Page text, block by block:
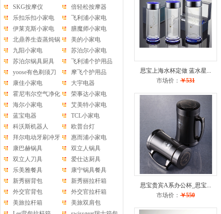
SKG按摩仪
倍轻松按摩器
乐扣乐扣小家电
飞利浦小家电
伊莱克斯小家电
膳魔师小家电
北鼎养生壶蒸炖锅
水杯
美的小家电
九阳小家电
苏泊尔小家电
苏泊尔锅具厨具
飞利浦个护用品
yoose有色剃须刀
摩飞个护用品
康佳小家电
大宇电器
霍尼韦尔空气净化
器
荣事达小家电
海尔小家电
艾美特小家电
蓝宝电器
TCL小家电
科沃斯机器人
欧普台灯
拜尔电动牙刷冲牙
器
惠而浦小家电
康巴赫锅具
双立人锅具
双立人刀具
爱仕达厨具
乐美雅餐具
康宁锅具餐具
新秀丽背包
新秀丽拉杆箱
外交官背包
外交官拉杆箱
美旅拉杆箱
美旅双肩包
思宝上海水杯定做 蓝水星...
市场价： ￥531
思宝贵宾A系办公杯_思宝...
市场价： ￥550